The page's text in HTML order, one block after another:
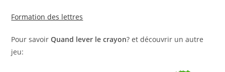
Formation des lettres
Pour savoirQuand lever le crayon? et découvrir un autre
jeu: